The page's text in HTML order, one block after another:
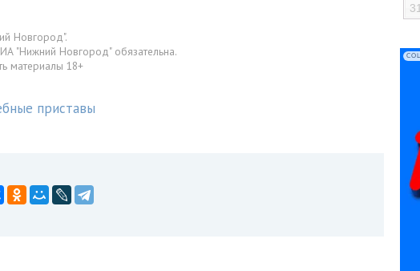
Новгород".
"Нижний Новгород" обязательна.
материалы 18+
приставы
31